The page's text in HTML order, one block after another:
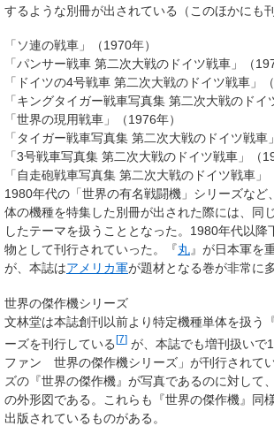
するような別冊が出されている（このほかにも
「ソ連の戦車」（1970年）
「パンサー戦車 第二次大戦のドイツ戦車」（
「ドイツの4号戦車 第二次大戦のドイツ戦車」（
「キングタイガー戦車写真集 第二次大戦のドイ
「世界の現用戦車」（1976年）
「タイガー戦車写真集 第二次大戦のドイツ戦車
「3号戦車写真集 第二次大戦のドイツ戦車」（
「自走砲戦車写真集 第二次大戦のドイツ戦車」
1980年代の「世界の有名戦闘機」シリーズなど
体の機種を特集した別冊が出された際には、同
したテーマを扱うこととなった。1980年代以降
物として刊行されていった。『丸』が日本軍を
が、本誌はアメリカ軍が題材となる巻が非常に多
世界の傑作機シリーズ
文林堂は本誌創刊以前より特定機種単体を扱う
ーズを刊行している[7] が、本誌でも増刊扱いで
ファン 世界の傑作機シリーズ」が刊行されて
ズの『世界の傑作機』が写真であるのに対して
の外形図である。これらも『世界の傑作機』同
出版されているものがある。